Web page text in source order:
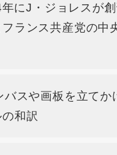
にJ・ジョレスが創
ランス共産党の中
スや画板を立てか
和訳